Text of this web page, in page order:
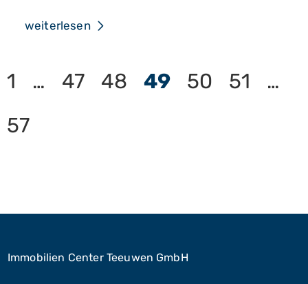
sollten
Erlass
weiterlesen
1 … 47 48 49 50 51
…
57
Immobilien Center Teeuwen GmbH